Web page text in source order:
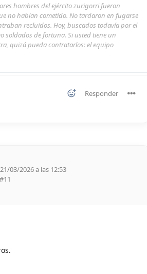
hombres del ejército zurigorri fueron
no habían cometido. No tardaron en fugarse
recluidos. Hoy, buscados todavía por el
soldados de fortuna. Si usted tiene un
quizá pueda contratarlos: el equipo
Responder
03/2026 a las 12:53
11